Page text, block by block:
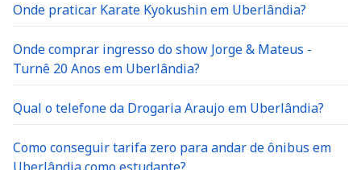
Onde praticar Karate Kyokushin em Uberlândia?
Onde comprar ingresso do show Jorge & Mateus -
Turnê 20 Anos em Uberlândia?
Qual o telefone da Drogaria Araujo em Uberlândia?
Como conseguir tarifa zero para andar de ônibus em